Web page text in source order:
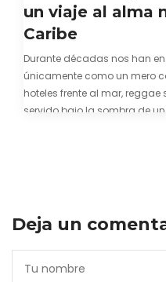
un viaje al alma
Caribe
Durante décadas nos han
únicamente como un mero
hoteles frente al mar,
servido bajo la sombra de
Deja un